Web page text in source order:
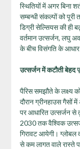
स्थितियों में अगर बिना
सम्‍बन्‍धी संकल्‍पों को पूरी
डिग्री सेल्सियस की ही
वर्तमान उत्सर्जन, लघु
के बीच विसंगति के आधार
उत्सर्जन में कटौती बेहद
पैरिस समझौते के लक्ष्‍य
दौरान ग्रीनहाउस गैसों में
पर आधारित उत्‍सर्जन से
2030 तक वैश्विक
गिरावट आयेगी। ग्लोबल
से कम लागत वाले रास्ते